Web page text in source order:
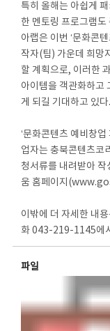
특히 올해는 아쉽게
한 멘토링 프로그램도
아랩은 이번 ‘문화콘
작자(팀) 가운데 희망
할 계획으로, 이러한
아이템을 객관화하고
게 되길 기대하고 있다.
‘문화콘텐츠 예비창
업자는 충북콘텐츠
청서류를 내려받아
움 홈페이지
이밖에 더 자세한 내
화 043-219-1145에
파일